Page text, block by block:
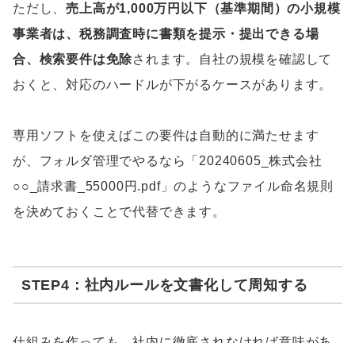
ただし、売上高が1,000万円以下（基準期間）の小規模
事業者は、税務調査時に書類を提示・提出できる場
合、検索要件は免除されます。自社の規模を確認して
おくと、対応のハードルが下がるケースがあります。
専用ソフトを使えばこの要件は自動的に満たせます
が、フォルダ管理でやるなら「20240605_株式会社
○○_請求書_55000円.pdf」のようなファイル命名規則
を決めておくことで代替できます。
STEP4：社内ルールを文書化して周知する